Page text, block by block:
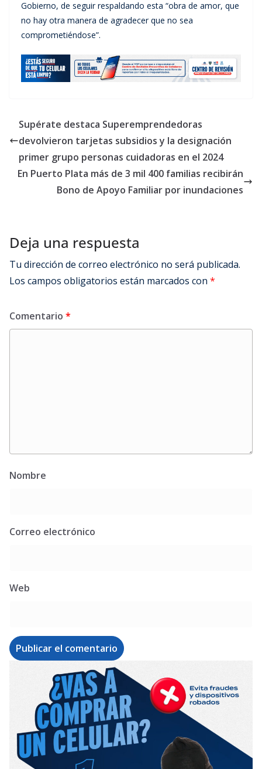
Gobierno, de seguir respaldando esta “obra de amor, que
no hay otra manera de agradecer que no sea
comprometiéndose”.
Supérate destaca Superemprendedoras
devolvieron tarjetas subsidios y la designación
primer grupo personas cuidadoras en el 2024
En Puerto Plata más de 3 mil 400 familias recibirán
Bono de Apoyo Familiar por inundaciones
Deja una respuesta
Tu dirección de correo electrónico no será publicada.
Los campos obligatorios están marcados con *
Comentario *
Nombre
Correo electrónico
Web